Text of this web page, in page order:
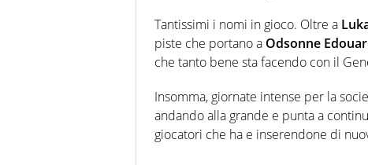
Tantissimi i nomi in gioco. Oltre a
piste che portano a Odsonne
che tanto bene sta facendo con il
Insomma, giornate intense per la
andando alla grande e punta a
giocatori che ha e inserendone di